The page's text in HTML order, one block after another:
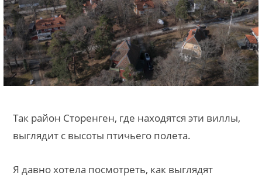
Так район Сторенген, где находятся эти виллы,
выглядит с высоты птичьего полета.
Я давно хотела посмотреть, как выглядят